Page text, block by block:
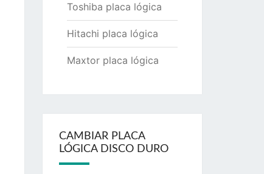
Toshiba placa lógica
Hitachi placa lógica
Maxtor placa lógica
CAMBIAR PLACA
LÓGICA DISCO DURO